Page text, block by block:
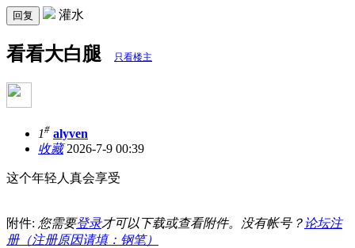
回复 灌水
看看大白腿 只看楼主
1# alyven
收藏2026-7-9 00:39
这个年轻人真会享受
附件: 您需要登录才可以下载或查看附件。没有帐号？论坛注
册（注册原因请填：钢笔）